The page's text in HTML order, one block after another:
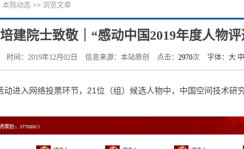
本院动态 >> 浏览文章
建院士致敬｜“感动中国2019年度人物
时间：2019年12月02日 信息来源：本站原创 点击： 2970次 字体： 大 中
进入网络投票环节，21位（组）候选人物中，中国空间技术研